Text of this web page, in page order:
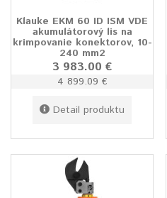
Klauke EKM 60 ID ISM VDE
akumulátorový lis na
krimpovanie konektorov, 10-
240 mm2
3 983.00 €
4 899.09 €
Detail produktu